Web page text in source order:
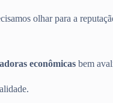
olhar para a
econômicas bem